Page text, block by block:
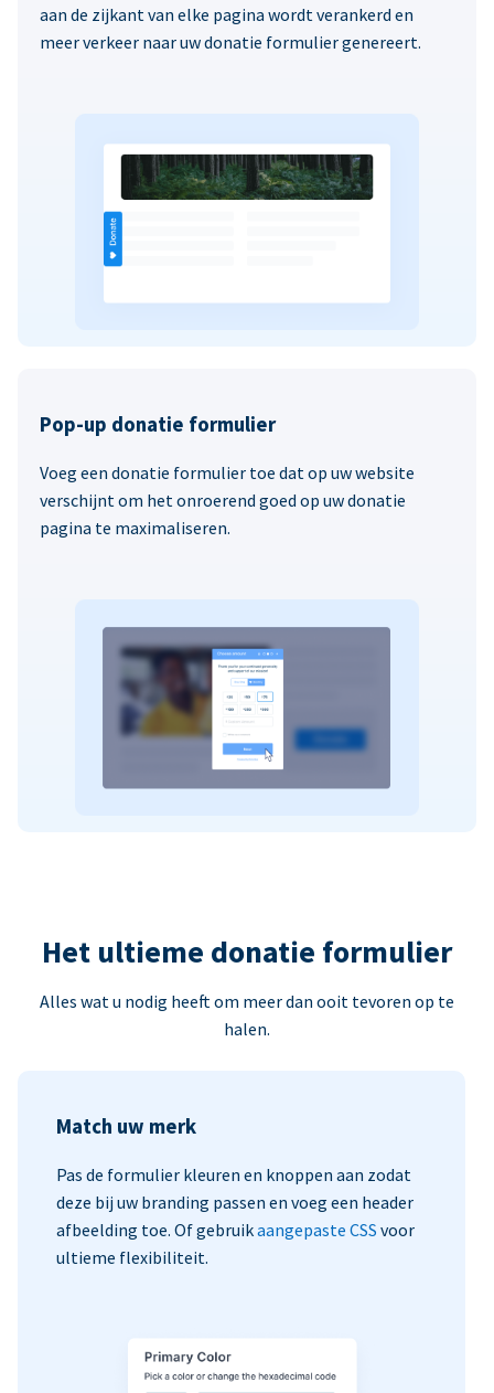
aan de zijkant van elke pagina wordt verankerd en
meer verkeer naar uw donatie formulier genereert.
Pop-up donatie formulier
Voeg een donatie formulier toe dat op uw website
verschijnt om het onroerend goed op uw donatie
pagina te maximaliseren.
Het ultieme donatie formulier
Alles wat u nodig heeft om meer dan ooit tevoren op te
halen.
Match uw merk
Pas de formulier kleuren en knoppen aan zodat
deze bij uw branding passen en voeg een header
afbeelding toe. Of gebruikaangepaste CSS voor
ultieme flexibiliteit.